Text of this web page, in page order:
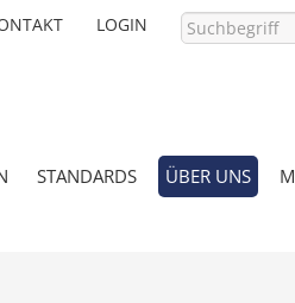
LOGIN
PASSWORT VERGESSEN?
STANDARDS ÜBER UNS